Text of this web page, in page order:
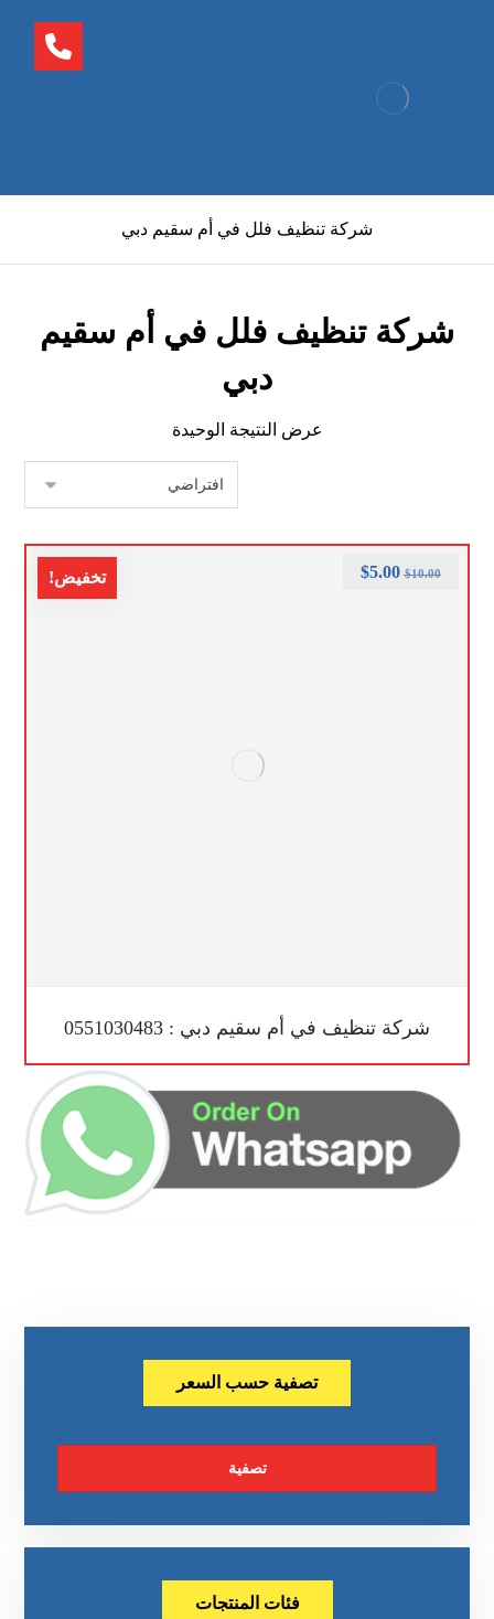
شركة تنظيف فلل في أم سقيم دبي
شركة تنظيف فلل في أم سقيم
دبي
عرض النتيجة الوحيدة
تخفيض!
شركة تنظيف في أم سقيم دبي : 0551030483
$10.00
$5.00
تصفية حسب السعر
تصفية
فئات المنتجات